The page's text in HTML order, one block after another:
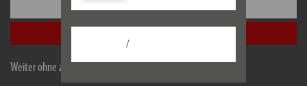
Weiter ohne zu akzeptieren
/
Kontakt für Endverbraucher
Herstellergarantie